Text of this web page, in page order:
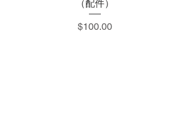
（配件）
價格
$100.00